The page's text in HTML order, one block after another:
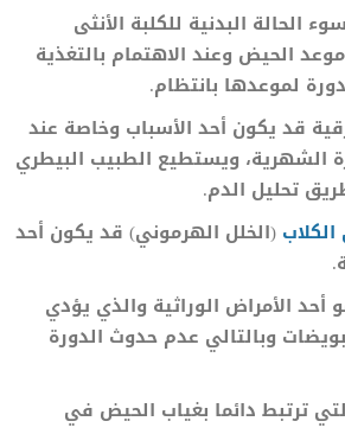
الحالة البدنية للكلبة الأنثى
الحيض وعند الاهتمام بالتغذية
لموعدها بانتظام.
قد يكون أحد الأسباب وخاصة عند
الشهرية، ويستطيع الطبيب البيطري
تحليل الدم.
(الخلل الهرموني) قد يكون أحد
الأمراض الوراثية والذي يؤدي
وبالتالي عدم حدوث الدورة
ترتبط دائما بغياب الحيض في